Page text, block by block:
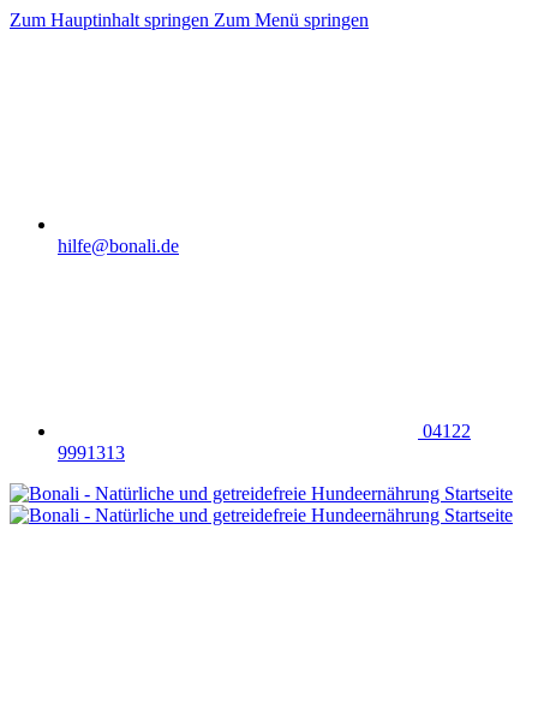
Zum Hauptinhalt springen Zum Menü springen
hilfe@bonali.de
04122
9991313